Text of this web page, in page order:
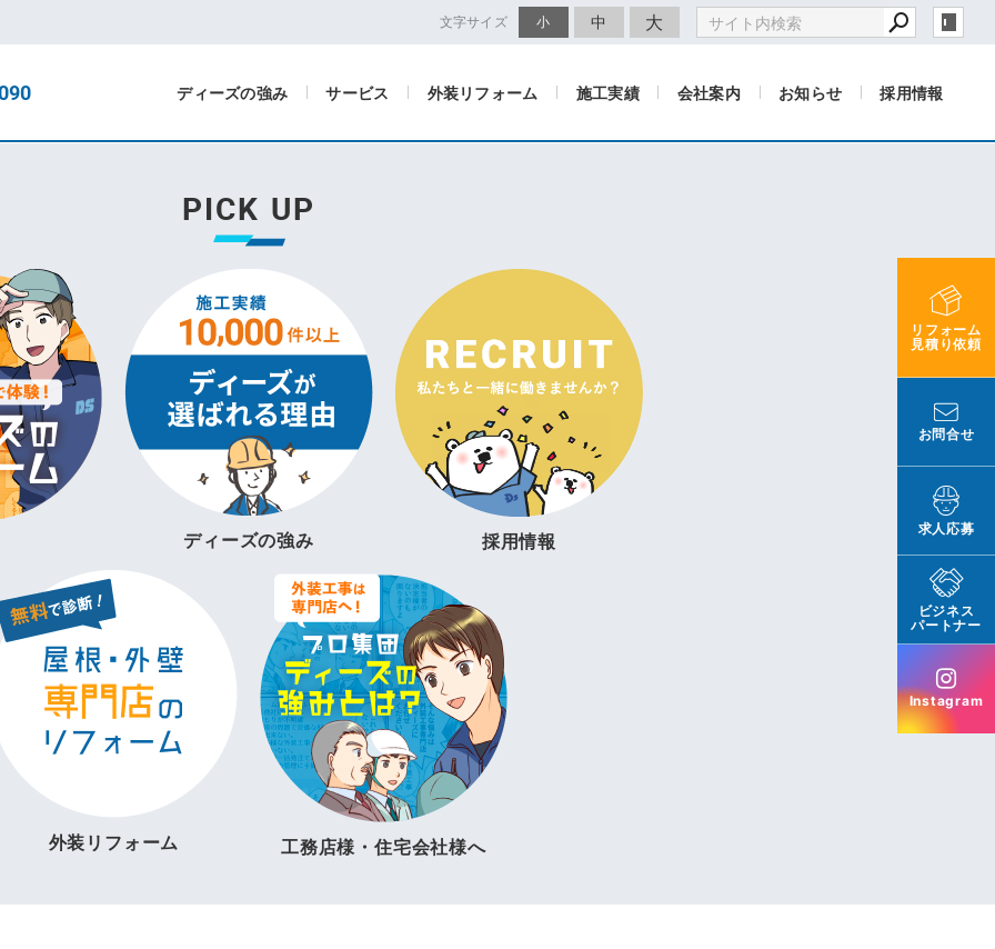
文字サイズ 小 中 大
ディーズの強み サービス 外装リフォーム 施工実績 会社案内 お知らせ 採用情報
リフォーム
見積り依頼
お問合せ
求人応募
ビジネス
パートナー
Instagram
PICK UP
ディーズの強み 採用情報
外装リフォーム 工務店様・住宅会社様へ